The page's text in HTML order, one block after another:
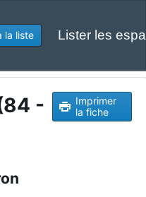
la liste Lister les
-
Imprimer
la fiche